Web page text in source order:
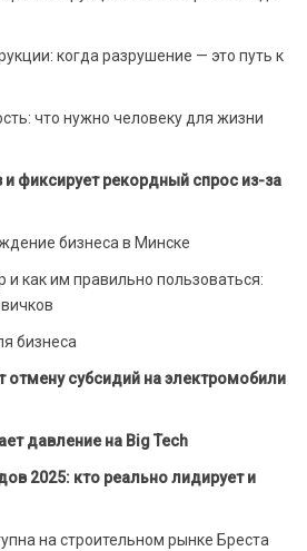
когда разрушение — это путь к
что нужно человеку для жизни
фиксирует рекордный спрос из-за
бизнеса в Минске
и как им правильно пользоваться:
бизнеса
отмену субсидий на электромобили
давление на Big Tech
2025: кто реально лидирует и
на строительном рынке Бреста